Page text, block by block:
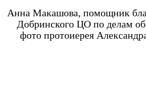
Анна Макашова, помощник
Добринского ЦО по делам
фото протоиерея